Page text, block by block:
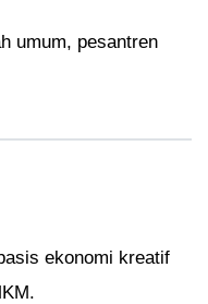
umum, pesantren
ekonomi kreatif